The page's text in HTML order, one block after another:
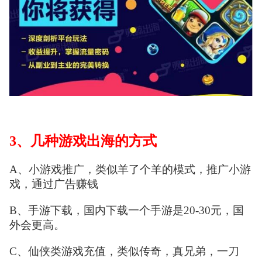
3、几种游戏出海的方式
A、小游戏推广，类似羊了个羊的模式，推广小游
戏，通过广告赚钱
B、手游下载，国内下载一个手游是20-30元，国
外会更高。
C、仙侠类游戏充值，类似传奇，真兄弟，一刀